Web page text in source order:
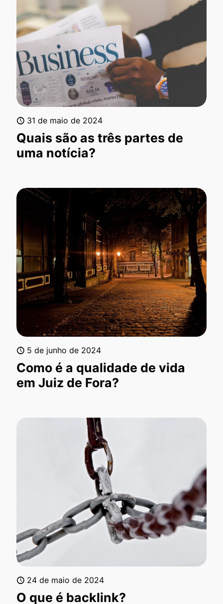
31 de maio de 2024
Quais são as três partes de
uma notícia?
5 de junho de 2024
Como é a qualidade de vida
em Juiz de Fora?
24 de maio de 2024
O que é backlink?